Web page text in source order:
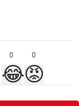
0 0
😂😡